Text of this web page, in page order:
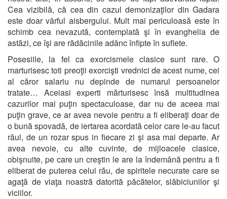
Cea vizibilă, că cea din cazul demonizaţilor din Gadara
este doar vârful aisbergului. Mult mai periculoasă este în
schimb cea nevazută, contemplată şi în evanghelia de
astăzi, ce îşi are rădăcinile adânc înfipte în suflete.
Posesiile, la fel ca exorcismele clasice sunt rare. O
marturisesc toti preoţii exorcişti vrednici de acest nume, cei
al căror salariu nu depinde de numarul persoanelor
tratate… Aceiasi experti mărturisesc însă multitudinea
cazurilor mai puţin spectaculoase, dar nu de aceea mai
puţin grave, ce ar avea nevoie pentru a fi eliberaţi doar de
o bună spovadă, de iertarea acordată celor care le-au facut
răul, de un rozar spus in fiecare zi şi asa mai departe. Ar
avea nevoie, cu alte cuvinte, de mijloacele clasice,
obişnuite, pe care un creştin le are la îndemână pentru a fi
eliberat de puterea celui rău, de spiritele necurate care se
agaţă de viaţa noastră datorită păcătelor, slăbiciunilor şi
viciilor.